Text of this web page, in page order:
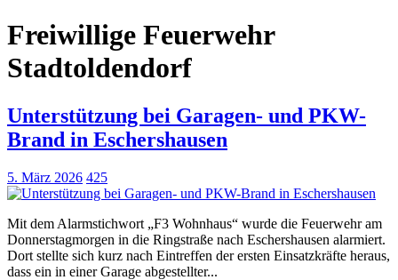
Freiwillige Feuerwehr
Stadtoldendorf
Unterstützung bei Garagen- und PKW-
Brand in Eschershausen
5. März 2026 425
Mit dem Alarmstichwort „F3 Wohnhaus“ wurde die Feuerwehr am
Donnerstagmorgen in die Ringstraße nach Eschershausen alarmiert.
Dort stellte sich kurz nach Eintreffen der ersten Einsatzkräfte heraus,
dass ein in einer Garage abgestellter...